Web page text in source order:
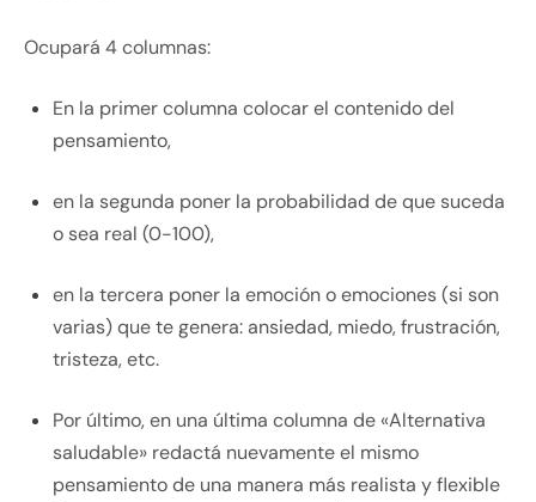
Ocupará 4 columnas:
En la primer columna colocar el contenido del
pensamiento,
en la segunda poner la probabilidad de que suceda
o sea real (0-100),
en la tercera poner la emoción o emociones (si son
varias) que te genera: ansiedad, miedo, frustración,
tristeza, etc.
Por último, en una última columna de «Alternativa
saludable» redactá nuevamente el mismo
pensamiento de una manera más realista y flexible